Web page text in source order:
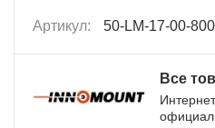
Артикул: 50-LM-17-00-800
Все